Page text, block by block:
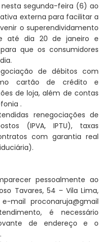
nesta segunda-feira (6) ao
externa para facilitar a
o superendividamento
até dia 20 de janeiro e
que os consumidores
de débitos com
cartão de crédito e
de loja, além de contas
.
renegociações de
(IPVA, IPTU), taxas
com garantia real
pessoalmente ao
Tavares, 54 – Vila Lima,
proconaruja@gmail
é necessário
de endereço e o